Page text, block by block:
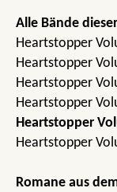
Alle Bände
Heartstopper
Heartstopper
Heartstopper
Heartstopper
Heartstopper
Heartstopper
Romane aus